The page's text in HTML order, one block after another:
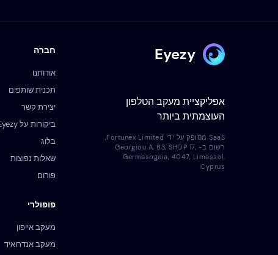
Eyezy
אפליקציית מעקב הטלפון
העוצמתית ביותר
חברה
אודותנו
תכנית שותפים
יצירת קשר
ביקורות על Eyezy
בלוג
שאלות נפוצות
פורום
פופולרי
מעקב אייפון
מעקב אנדרואיד
SaaS מסופק על ידי Fortunex Limited,
רשום ב- Georgiou A, 83, SHOP 17,
Germasogeia, 4047, Limassol,
Cyprus